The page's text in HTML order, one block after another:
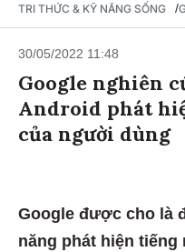
TRI THỨC & KỸ NĂNG SỐNG /
30/05/2022 11:48
Google nghiên
Android phát
của người dùng
Google được cho là
năng phát hiện tiếng